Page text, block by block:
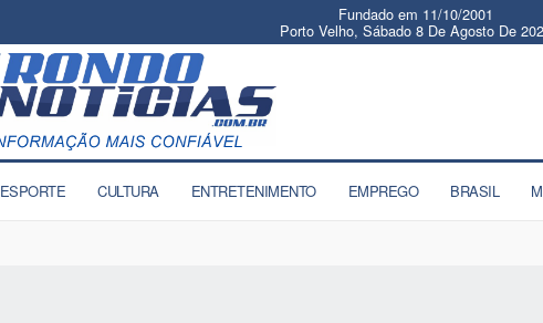
Fundado em 11/10/2001
Porto Velho, Sábado 8 De Agosto De
ESPORTE CULTURA ENTRETENIMENTO EMPREGO BRASIL